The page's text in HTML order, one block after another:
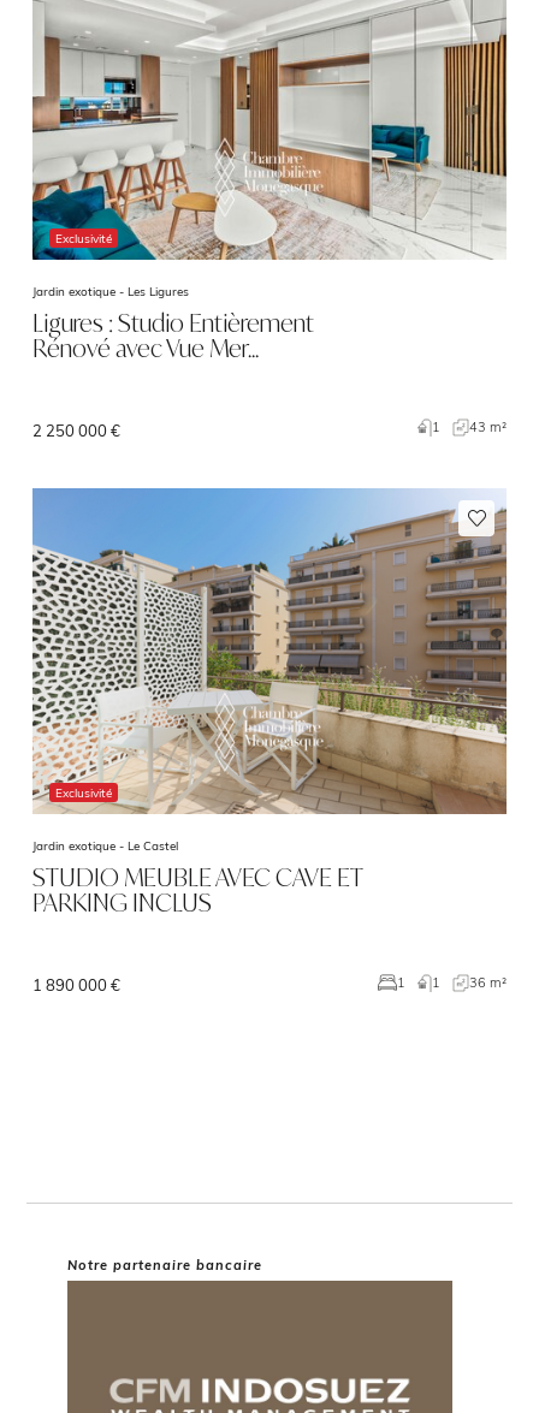
Exclusivité
Jardin exotique - Les Ligures
Ligures : Studio Entièrement
Rénové avec Vue Mer…
2 250 000 € 1 43 m²
Exclusivité
Jardin exotique - Le Castel
STUDIO MEUBLE AVEC CAVE ET
PARKING INCLUS
1 890 000 € 1 1 36 m²
Notre partenaire bancaire